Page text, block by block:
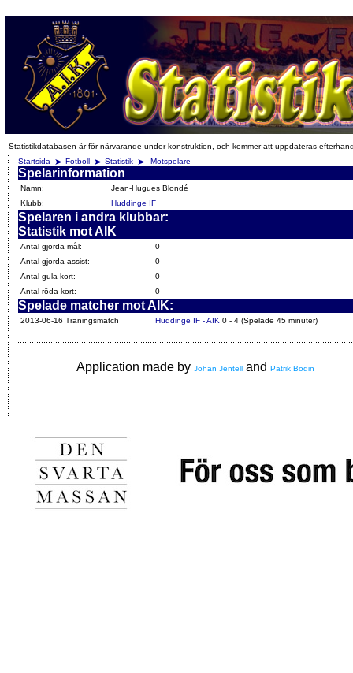
Statistikdatabasen är för närvarande under konstruktion, och kommer att uppdateras
Startsida
Fotboll Statistik Motspelare
Spelarinformation
Namn:
Jean-Hugues Blondé
Klubb:
Huddinge IF
Spelaren i andra klubbar:
Statistik mot AIK
Antal gjorda mål:
0
Antal gjorda assist:
0
Antal gula kort:
0
Antal röda kort:
0
Spelade matcher mot AIK:
2013-06-16 Träningsmatch Huddinge IF - AIK 0 - 4 (Spelade 45 minuter)
Application made by Johan Jentell and Patrik Bodin